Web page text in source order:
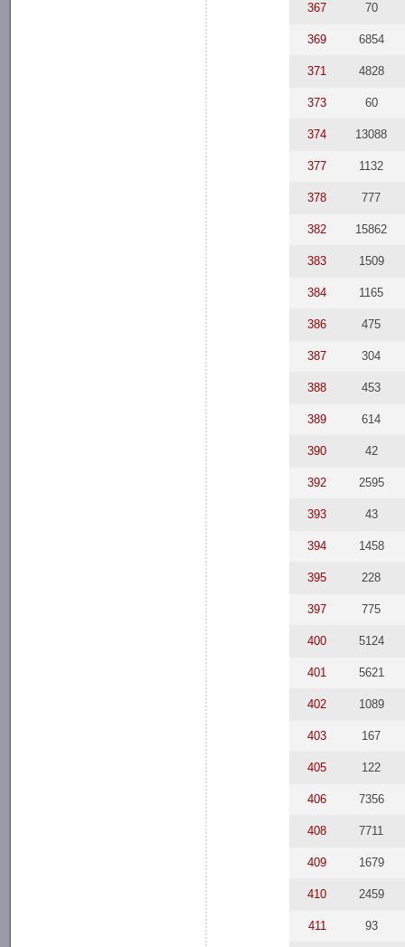
367 70
369 6854
371 4828
373 60
374 13088
377 1132
378 777
382 15862
383 1509
384 1165
386 475
387 304
388 453
389 614
390 42
392 2595
393 43
394 1458
395 228
397 775
400 5124
401 5621
402 1089
403 167
405 122
406 7356
408 7711
409 1679
410 2459
411 93